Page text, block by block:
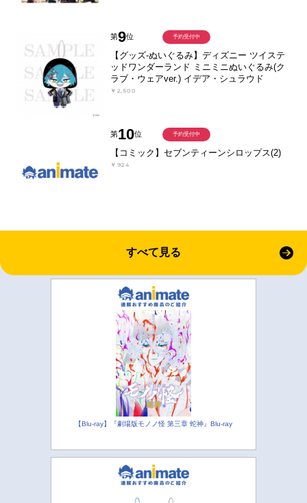
第9位
【グッズ-ぬいぐるみ】ディズニー ツイステ
ッドワンダーランド ミニミニぬいぐるみ(ク
ラブ・ウェアver.) イデア・シュラウド
￥2,500
予約受付中
第10位
【コミック】セブンティーンシロップス(2)
￥924
予約受付中
すべて見る
【Blu-ray】『劇場版モノノ怪 第三章 蛇神』Blu-ray